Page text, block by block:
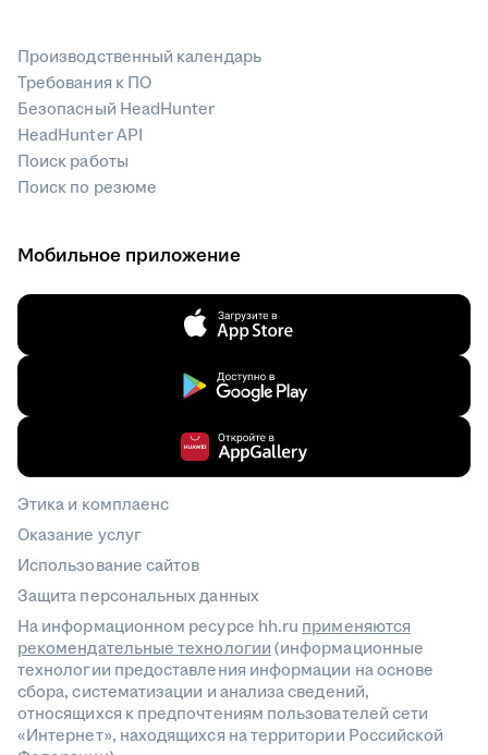
Производственный календарь
Требования к ПО
Безопасный HeadHunter
HeadHunter API
Поиск работы
Поиск по резюме
Мобильное приложение
Этика и комплаенс
Оказание услуг
Использование сайтов
Защита персональных данных
На информационном ресурсе hh.ru применяются
рекомендательные технологии(информационные
технологии предоставления информации на основе
сбора, систематизации и анализа сведений,
относящихся к предпочтениям пользователей сети
«Интернет», находящихся на территории Российской